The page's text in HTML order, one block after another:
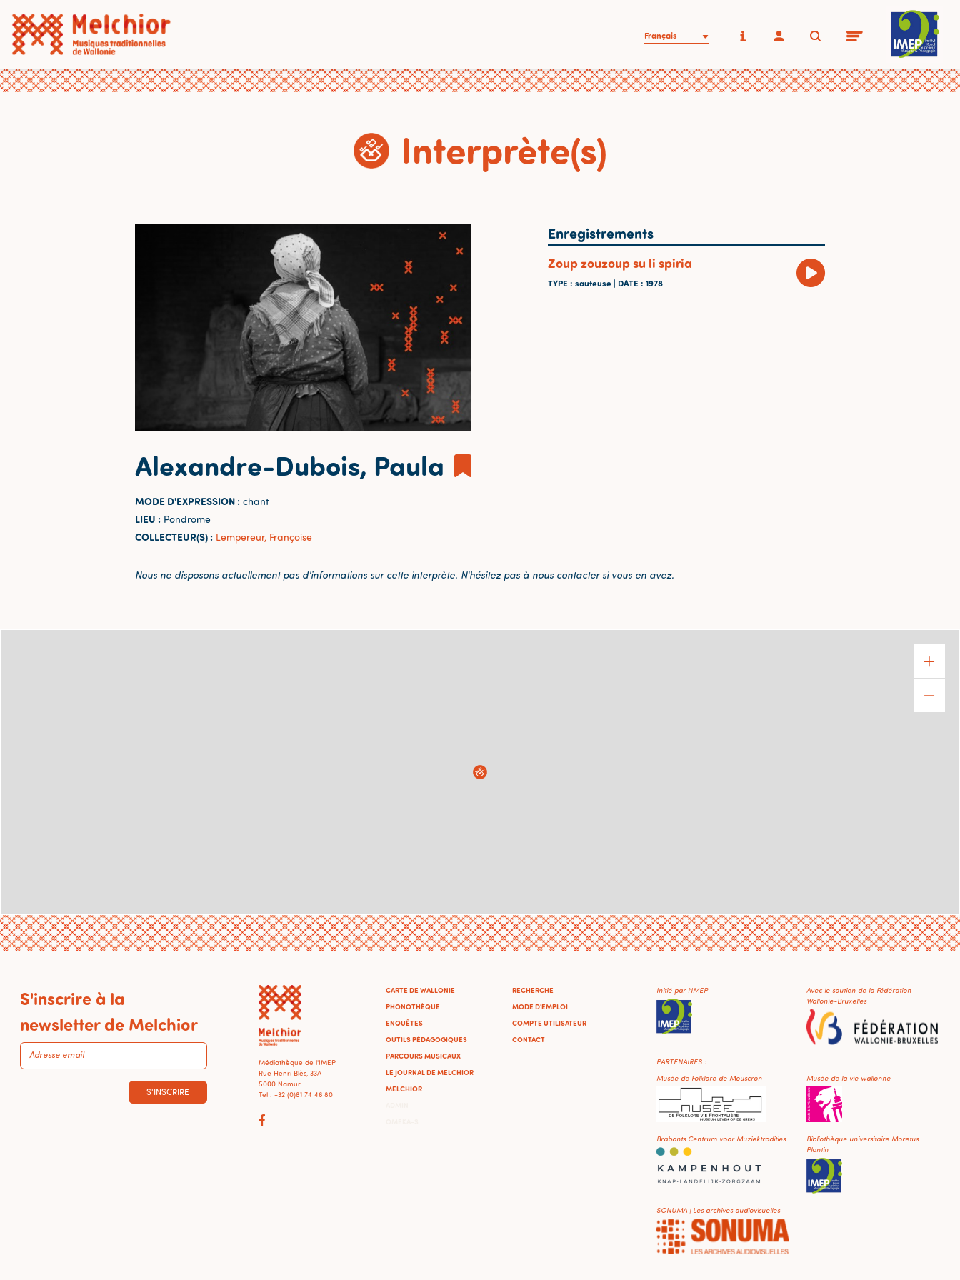
Français
Interprète(s)
Alexandre-Dubois, Paula
MODE D'EXPRESSION : chant
LIEU : Pondrome
COLLECTEUR(S) : Lempereur, Françoise
Enregistrements
Zoup zouzoup su li spiria
TYPE: sauteuse | DATE: 1978
Nous ne disposons actuellement pas d'informations sur cette interprète. N'hésitez pas à nous contacter si vous en avez.
S'inscrire à la
newsletter de Melchior
S'INSCRIRE
Médiathèque de l'IMEP
Rue Henri Blès, 33A
5000 Namur
Tel : +32 (0)81 74 46 80
CARTE DE WALLONIE
PHONOTHÈQUE
ENQUÊTES
OUTILS PÉDAGOGIQUES
PARCOURS MUSICAUX
LE JOURNAL DE MELCHIOR
MELCHIOR
RECHERCHE
MODE D'EMPLOI
COMPTE UTILISATEUR
CONTACT
Initié par l'IMEP
Avec le soutien de la Fédération
Wallonie-Bruxelles
PARTENAIRES :
Musée de Folklore de Mouscron
Musée de la vie wallonne
Brabants Centrum voor Muziektradities
Bibliothèque universitaire Moretus
Plantin
SONUMA | Les archives audiovisuelles